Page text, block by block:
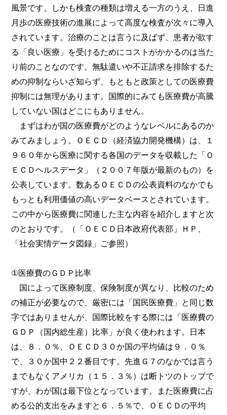
風景です。しかも検査の種類は増える一方のうえ、日進
月歩の医療技術の進展によって高度な検査が次々に導入
されています。治療のことは言うに及ばず、患者が欲す
る「良い医療」を受けるためにコストがかかるのは当た
り前のことなのです。無駄遣いや不正請求を排除するた
めの抑制ならいざ知らず、もともと政策としての医療費
抑制には無理があります。国際的にみても医療費が高騰
していない国はどこにもありません。
まずはわが国の医療費がどのようなレベルにあるのか
みてみましょう。ＯＥＣＤ（経済協力開発機構）は、１
９６０年から医療に関する各国のデータを収載した「Ｏ
ＥＣＤヘルスデータ」（２００７年版が最新のもの）を
公表しています。数あるＯＥＣＤの公表資料のなかでも
もっとも利用価値の高いデータベースとされています。
この中から医療費に関連した主な内容を紹介しますと次
のとおりです。（「ＯＥＣＤ日本政府代表部」ＨＰ、
「社会実情データ図録」ご参照）
①医療費のＧＤＰ比率
国によって医療制度、保険制度が異なり、比較のため
の補正が必要なので、厳密には「国民医療費」と同じ数
字ではありませんが、国際比較をする際には「医療費の
ＧＤＰ（国内総生産）比率」が良く使われます。日本
は、８．０％、ＯＥＣＤ３０か国の平均値は９．０％
で、３０か国中２２番目です。先進Ｇ７のなかでは言う
までもなくアメリカ（１５．３％）は断トツのトップで
すが、わが国は最下位となっています。また医療費に占
める公的支出をみますと６．５％で、ＯＥＣＤの平均